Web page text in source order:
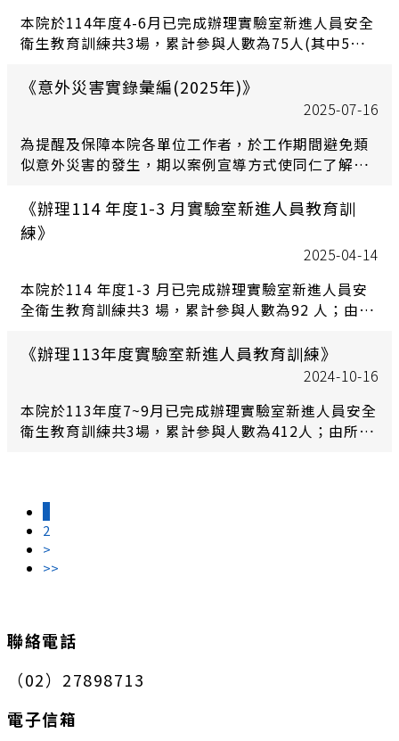
本院於114年度4-6月已完成辦理實驗室新進人員安全
衛生教育訓練共3場，累計參與人數為75人(其中5月
共計47人(中文訓練課程28人、英文訓練課程19人)。
為使院內實驗室新進人員熟悉基本實驗室安全衛生知
各單位實驗室新進人員踴躍參加。
《意外災害實錄彙編(2025年)》
2025-07-16
為提醒及保障本院各單位工作者，於工作期間避免類
似意外災害的發生，期以案例宣導方式使同仁了解相
《辦理114 年度1-3 月實驗室新進人員教育訓
練》
2025-04-14
本院於114 年度1-3 月已完成辦理實驗室新進人員安
全衛生教育訓練共3 場，累計參與人數為92 人；由
練課程38 人、英文訓練課程15人)。 為使院內實驗室
新進人員獲得實驗室安全衛生知能，每月均舉辦至少1
參加，以取得法定訓練時數。
《辦理113年度實驗室新進人員教育訓練》
2024-10-16
本院於113年度7~9月已完成辦理實驗室新進人員安全
衛生教育訓練共3場，累計參與人數為412人；由所/
少1場次之安全衛生教育訓練，歡迎各單位實驗室新進
人員踴躍參加。
2
>
>>
聯絡電話
（02）27898713
電子信箱